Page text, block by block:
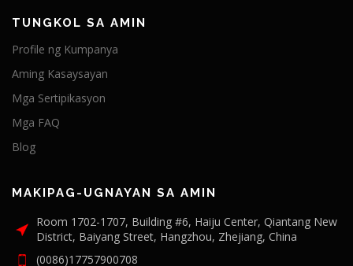
TUNGKOL SA AMIN
Profile ng Kumpanya
Aming Kasaysayan
Mga Sertipikasyon
Mga FAQ
Blog
MAKIPAG-UGNAYAN SA AMIN
Room 1702-1707, Building #6, Haiju Center, Qiantang New
District, Baiyang Street, Hangzhou, Zhejiang, China
(0086)17757900708